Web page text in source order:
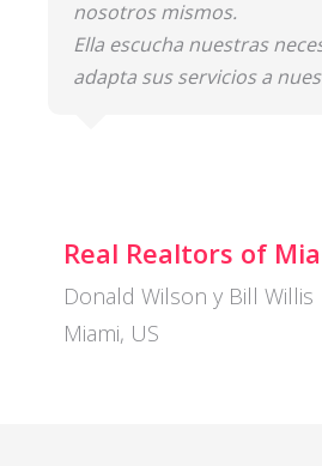
nosotros mismos.
Ella escucha nuestras
adapta sus servicios a
Real Realtors of
Donald Wilson y Bill Willis
Miami, US